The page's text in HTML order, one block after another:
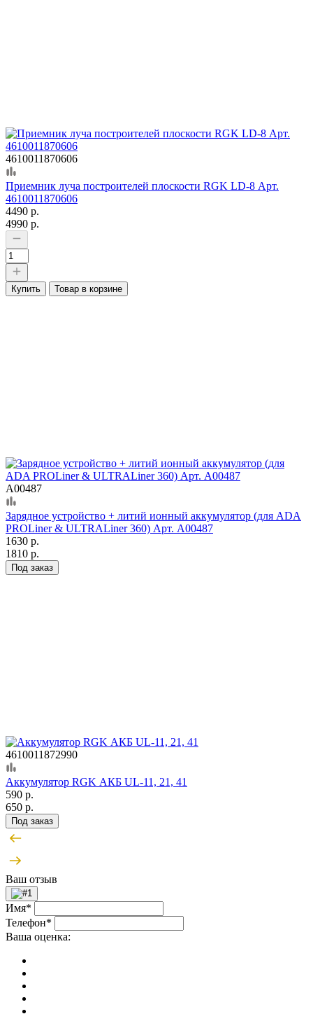
4610011870606
Приемник луча построителей плоскости RGK LD-8 Арт.
4610011870606
4490 р.
4990 р.
Купить Товар в корзине
А00487
Зарядное устройство + литий ионный аккумулятор (для ADA
PROLiner & ULTRALiner 360) Арт. А00487
1630 р.
1810 р.
Под заказ
4610011872990
Аккумулятор RGK АКБ UL-11, 21, 41
590 р.
650 р.
Под заказ
Ваш отзыв
Имя*
Телефон*
Ваша оценка: